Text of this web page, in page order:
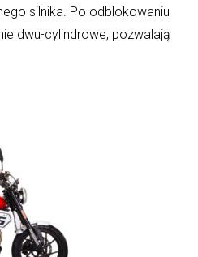
silnika. Po odblokowaniu
dwu-cylindrowe, pozwalają